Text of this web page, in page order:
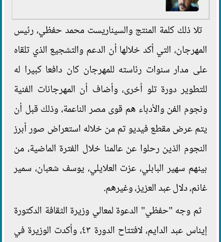
تلا ذلك كلمة المنتج والسيناريست محمد حفظي، رئيس
المهرجان، التي أكد خلالها أن الدعم والتشجيع الذي تلقاه
على مدار سنوات رئاسته للمهرجان كان دافعا كبيرا له
للتطوير دورة تلو أخرى، وأضاف أن المهرجانات الفنية
ونجوم الفن والأدباء هم قوى مصر الناعمة، وذلك قبل أن
يتم عرض مقطع فيديو تم من خلاله استعراض صور أبرز
النجوم الذين رحلوا عن عالمنا خلال الفترة الماضية، من
بينهم سهير البابلي، عزت العلايلي، يوسف شعبان، سمير
غانم، دلال عبد العزيز، وغيرهم.
ثم وجه "حفظي" الدعوة لمعالي وزيرة الثقافة الدكتورة
إيناس عبد الدايم، لافتتاح الدورة ٤٣، وأكدت الوزيرة في